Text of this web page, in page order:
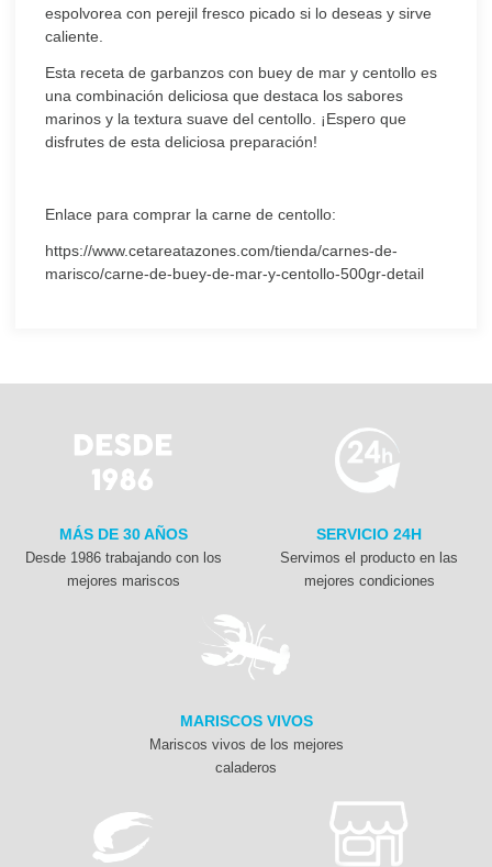
espolvorea con perejil fresco picado si lo deseas y sirve
caliente.
Esta receta de garbanzos con buey de mar y centollo es
una combinación deliciosa que destaca los sabores
marinos y la textura suave del centollo. ¡Espero que
disfrutes de esta deliciosa preparación!
Enlace para comprar la carne de centollo:
https://www.cetareatazones.com/tienda/carnes-de-
marisco/carne-de-buey-de-mar-y-centollo-500gr-detail
MÁS DE 30 AÑOS
Desde 1986 trabajando con los
mejores mariscos
SERVICIO 24H
Servimos el producto en las
mejores condiciones
MARISCOS VIVOS
Mariscos vivos de los mejores
caladeros